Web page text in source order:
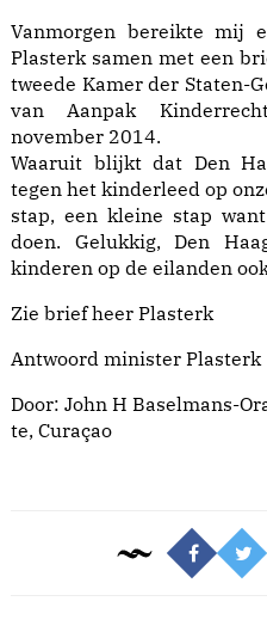
Vanmorgen bereikte mij
Plasterk samen met een
tweede Kamer der Staten-
van Aanpak
november 2014.
Waaruit blijkt dat Den
tegen het kinderleed op
stap, een kleine stap
doen. Gelukkig, Den
kinderen op de eilanden
Zie brief heer Plasterk
Antwoord minister Plasterk
Door: John H Baselmans-
te, Curaçao